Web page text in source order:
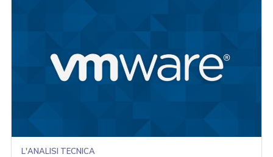
L'ANALISI TECNICA